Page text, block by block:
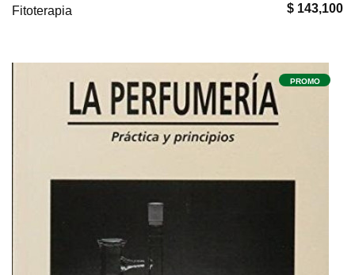
$ 143,100
Fitoterapia
PROMO